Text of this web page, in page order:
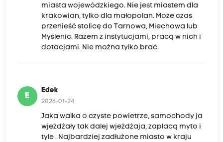
miasta wojewódzkiego. Nie jest miastem dla
krakowian, tylko dla małopolan. Może czas
przenieść stolicę do Tarnowa, Miechowa lub
Myślenic. Razem z instytucjami, pracą w nich i
dotacjami. Nie można tylko brać.
E
Edek
2026-01-24
Jaka walka o czyste powietrze, samochody ja
wjeżdżały tak dalej wjeżdżaja, zaplacą myto i
tyle . Najbardziej zadłużone miasto w kraju